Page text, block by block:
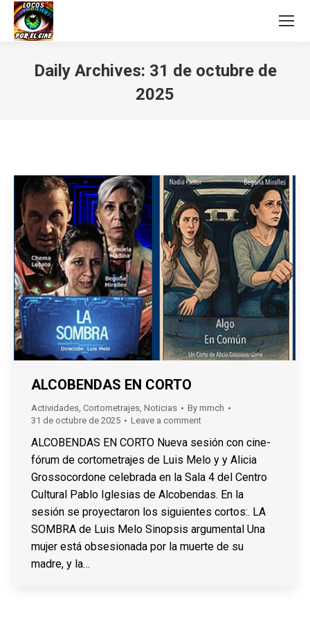
Daily Archives: 31 de octubre de
2025
ALCOBENDAS EN CORTO
Actividades Cortometrajes Noticias By mmch
31 de octubre de 2025
Leave a comment
ALCOBENDAS EN CORTO Nueva sesión con cine-
fórum de cortometrajes de Luis Melo y y Alicia
Grossocordone celebrada en la Sala 4 del Centro
Cultural Pablo Iglesias de Alcobendas. En la
sesión se proyectaron los siguientes cortos:. LA
SOMBRA de Luis Melo Sinopsis argumental Una
mujer está obsesionada por la muerte de su
madre, y la…